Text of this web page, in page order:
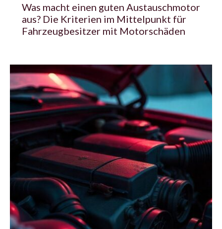
Was macht einen guten Austauschmotor
aus? Die Kriterien im Mittelpunkt für
Fahrzeugbesitzer mit Motorschäden